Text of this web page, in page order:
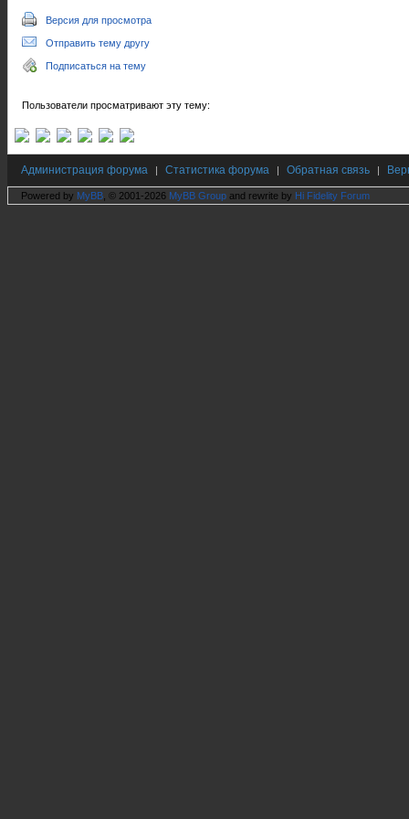
Версия для просмотра
Отправить тему другу
Подписаться на тему
Пользователи просматривают эту тему:
Администрация форума | Статистика форума | Обратная связь |
Powered by MyBB , © 2001-2026 MyBB Group and rewrite by Hi Fidelity Forum